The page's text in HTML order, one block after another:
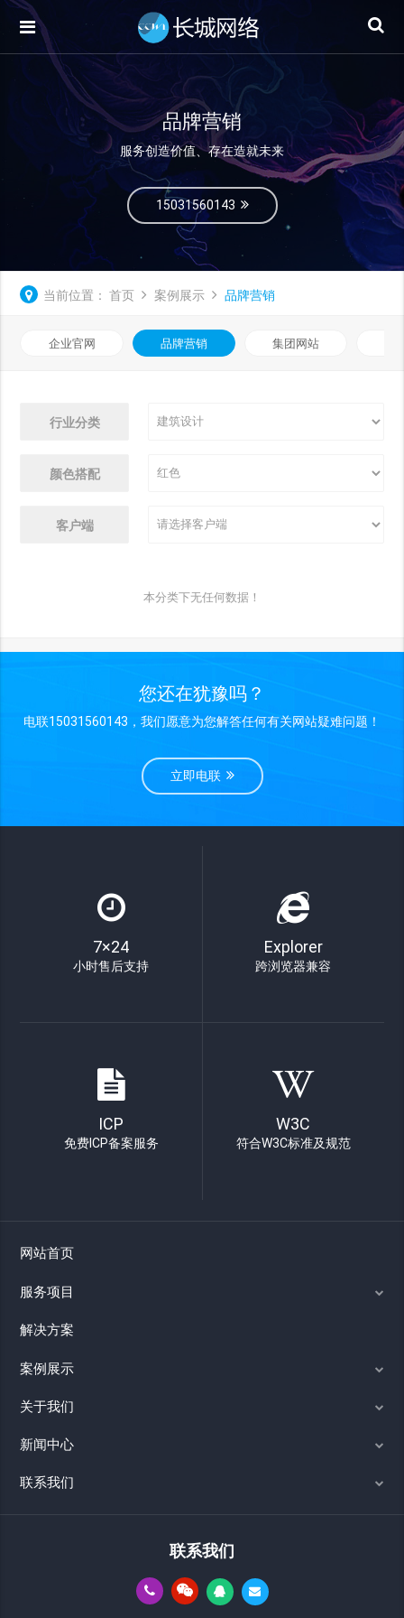
品牌营销
服务创造价值、存在造就未来
15031560143
当前位置： 首页 案例展示 品牌营销
企业官网 品牌营销 集团网站
行业分类
颜色搭配
客户端
本分类下无任何数据！
您还在犹豫吗？
电联15031560143，我们愿意为您解答任何有关网站疑难问题！
立即电联
7×24
小时售后支持
Explorer
跨浏览器兼容
ICP
免费ICP备案服务
W3C
符合W3C标准及规范
网站首页
服务项目
解决方案
案例展示
关于我们
新闻中心
联系我们
联系我们